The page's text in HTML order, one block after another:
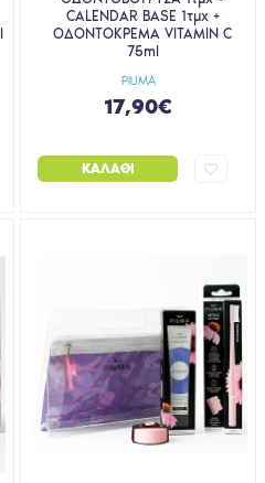
PIUMA
CALENDAR BASE 1τμχ +
ΟΔΟΝΤΟΚΡΕΜΑ VITAMIN C
75ml
17,90€
ΚΑΛΆΘΙ